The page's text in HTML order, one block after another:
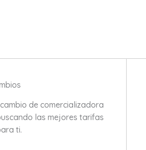
de comercializadora
las mejores tarifas
ti.